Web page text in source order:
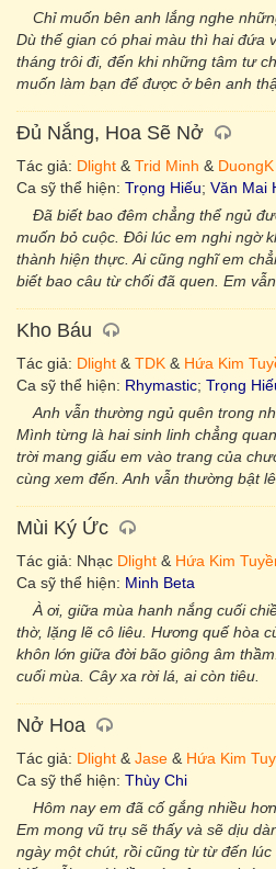
Chỉ muốn bên anh lắng nghe
Dù thế gian có phai màu thì hai đứa
tháng trôi đi, đến khi những tâm tư
muốn làm bạn để được ở bên anh
Đủ Nắng, Hoa Sẽ Nở
Tác giả: Dlight & Trid Minh & DuongK
Ca sỹ thể hiện: Trọng Hiếu; Văn Mai
Đã biết bao đêm chẳng thể ngủ
muốn bỏ cuộc. Đôi lúc em nghi ngờ
thành hiện thực. Ai cũng nghĩ em
biết bao câu từ chối đã quen. Em vẫn
Kho Báu
Tác giả: Dlight & TDK & Hứa Kim
Ca sỹ thể hiện: Rhymastic; Trọng
Anh vẫn thường ngủ quên trong
Mình từng là hai sinh linh chẳng
trời mang giấu em vào trang của
cùng xem đến. Anh vẫn thường bật
Mùi Ký Ức
Tác giả: Nhạc Dlight & Hứa Kim
Ca sỹ thể hiện: Minh Beta
À ơi, giữa mùa hanh nắng cuối
thờ, lặng lẽ cô liêu. Hương quế hòa
khôn lớn giữa đời bão giông âm
cuối mùa. Cây xa rời lá, ai còn tiêu.
Nở Hoa
Tác giả: Dlight & Jase & Hứa Kim
Ca sỹ thể hiện: Thùy Chi
Hôm nay em đã cố gắng nhiều
Em mong vũ trụ sẽ thấy và sẽ dịu
ngày một chút, rồi cũng từ từ đến